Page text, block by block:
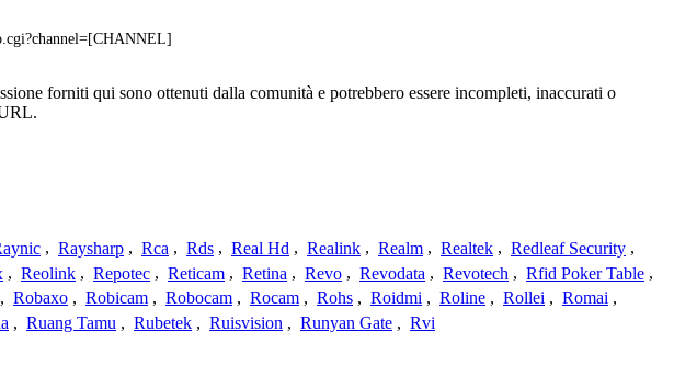
forniti qui sono ottenuti dalla comunità e potrebbero essere incompleti, inaccurati o
, Raysharp , Rca , Rds , Real Hd , Realink , Realm , Realtek , Redleaf Security ,
, Reolink , Repotec , Reticam , Retina , Revo , Revodata , Revotech , Rfid Poker Table ,
, Robaxo , Robicam , Robocam , Rocam , Rohs , Roidmi , Roline , Rollei , Romai ,
, Ruang Tamu , Rubetek , Ruisvision , Runyan Gate , Rvi